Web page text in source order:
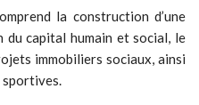
la construction d’une
capital humain et social, le
immobiliers sociaux, ainsi